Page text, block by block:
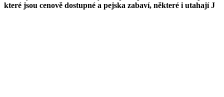
které jsou cenově dostupné a pejska zabaví, některé i utahají J